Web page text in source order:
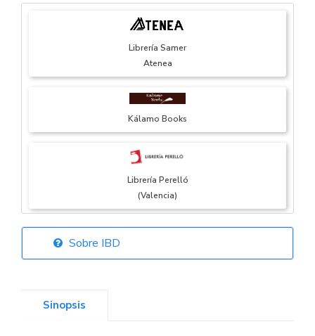
Librería Samer
Atenea
Kálamo Books
Librería Perelló
(Valencia)
Librería Elías
Sobre IBD
Sinopsis